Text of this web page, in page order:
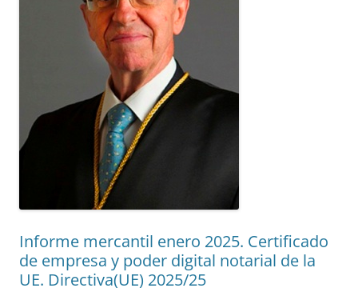
Informe mercantil enero 2025. Certificado
de empresa y poder digital notarial de la
UE. Directiva(UE) 2025/25